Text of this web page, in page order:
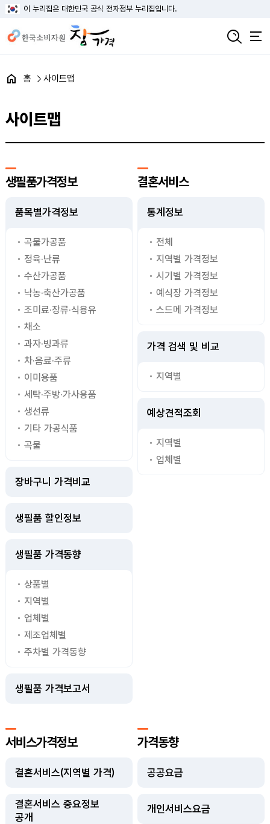
이 누리집은 대한민국 공식 전자정부 누리집입니다.
홈 사이트맵
사이트맵
생필품가격정보
품목별가격정보
곡물가공품
정육·난류
수산가공품
낙농·축산가공품
조미료·장류·식용유
채소
과자·빙과류
차·음료·주류
이미용품
세탁·주방·가사용품
생선류
기타 가공식품
곡물
장바구니 가격비교
생필품 할인정보
생필품 가격동향
상품별
지역별
업체별
제조업체별
주차별 가격동향
생필품 가격보고서
결혼서비스
통계정보
전체
지역별 가격정보
시기별 가격정보
예식장 가격정보
스드메 가격정보
가격 검색 및 비교
지역별
예상견적조회
지역별
업체별
서비스가격정보
결혼서비스(지역별 가격)
결혼서비스 중요정보
공개
가격동향
공공요금
개인서비스요금